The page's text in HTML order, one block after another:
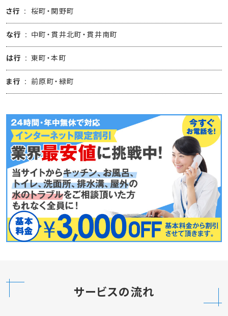
さ行 桜町・関野町
な行 中町・貫井北町・貫井南町
は行 東町・本町
ま行 前原町・緑町
サービスの流れ